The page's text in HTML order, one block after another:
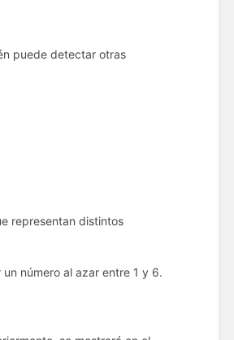
puede detectar otras
representan distintos
número al azar entre 1 y 6.